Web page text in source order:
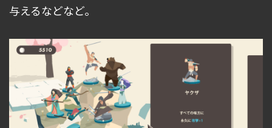
与えるなどなど。